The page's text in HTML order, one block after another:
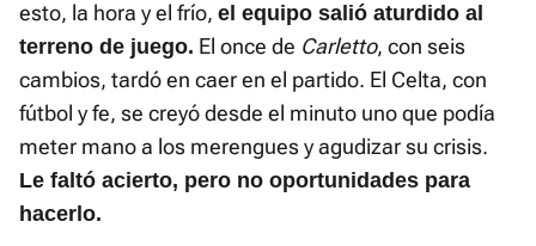
esto, la hora y el frío, el equipo salió aturdido al
terreno de juego. El once de Carletto, con seis
cambios, tardó en caer en el partido. El Celta, con
fútbol y fe, se creyó desde el minuto uno que podía
meter mano a los merengues y agudizar su crisis.
Le faltó acierto, pero no oportunidades para
hacerlo.